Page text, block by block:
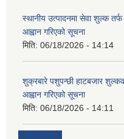
स्थानीय उत्पादनमा सेवा शुल्क
आह्वान गरिएको सूचना
मिति: 06/18/2026 - 14:14
शुक्रबारे पशुपन्छी हाटबजार
आह्वान गरिएको सूचना
मिति: 06/18/2026 - 14:11